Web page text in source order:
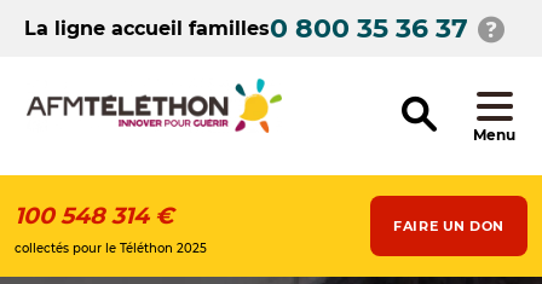
contenuLa ligne accueil familles0 800 35 36 37
Menu
100 548 314 €
collectés pour le Téléthon 2025
FAIRE UN DON